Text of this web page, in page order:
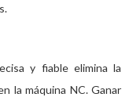
y fiable elimina la
la máquina NC. Ganar